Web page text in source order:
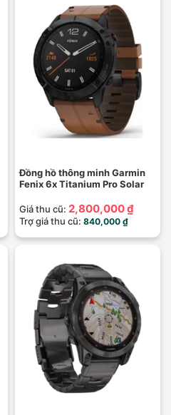
Đồng hồ thông minh Garmin
Fenix 6x Titanium Pro Solar
Giá thu cũ: 2,800,000 ₫
Trợ giá thu cũ: 840,000 ₫